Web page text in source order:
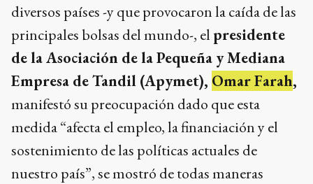
diversos países -y que provocaron la caída de las
principales bolsas del mundo-, el presidente
de la Asociación de la Pequeña y Mediana
Empresa de Tandil (Apymet), Omar Farah,
manifestó su preocupación dado que esta
medida “afecta el empleo, la financiación y el
sostenimiento de las políticas actuales de
nuestro país”, se mostró de todas maneras